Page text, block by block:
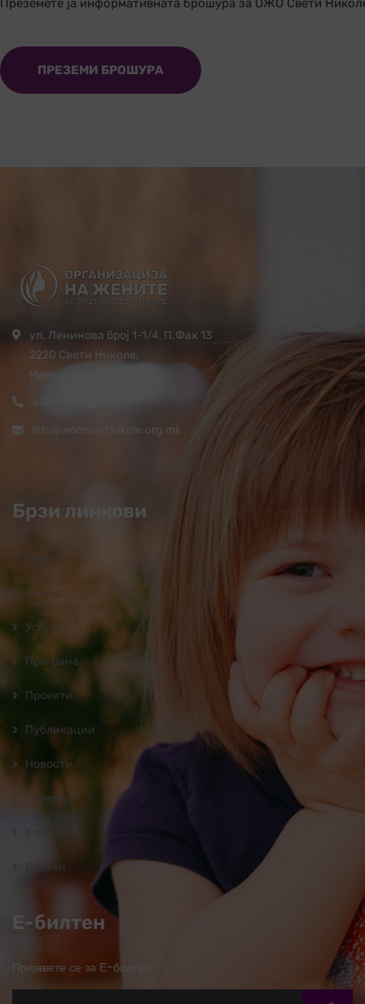
Преземете ја информативната брошура за ОЖО Свети
ПРЕЗЕМИ БРОШУРА
ул. Ленинова број 1-1/4, П.Фах 13
2220 Свети Николе,
Македонија
info@womsvetinikole.org.mk
Брзи линкови
Почетна
За нас
Услуги
Програмa
Проекти
Публикации
Новости
Галерија
Билтен
Е-билтен
Пријавете се за Е-билтен